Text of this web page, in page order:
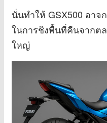
นั่นทำให้ GSX500 อาจ
ในการชิงพื้นที่คืนจากต
ใหญ่